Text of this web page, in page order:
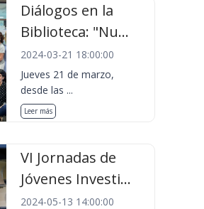
Diálogos en la
Biblioteca: "Nu...
2024-03-21 18:00:00
Jueves 21 de marzo,
desde las ...
Leer más
VI Jornadas de
Jóvenes Investi...
2024-05-13 14:00:00